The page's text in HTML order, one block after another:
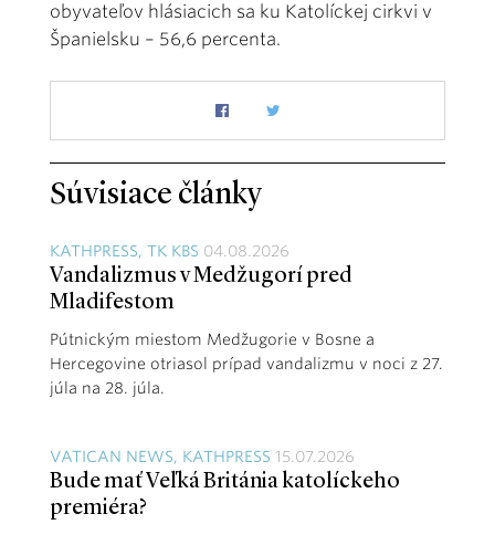
obyvateľov hlásiacich sa ku Katolíckej cirkvi v
Španielsku – 56,6 percenta.
Súvisiace články
KATHPRESS, TK KBS 04.08.2026
Vandalizmus v Medžugorí pred
Mladifestom
Pútnickým miestom Medžugorie v Bosne a
Hercegovine otriasol prípad vandalizmu v noci z 27.
júla na 28. júla.
VATICAN NEWS, KATHPRESS 15.07.2026
Bude mať Veľká Británia katolíckeho
premiéra?